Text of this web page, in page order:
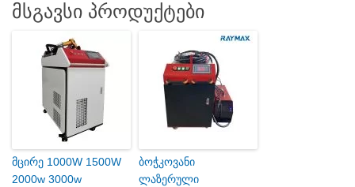
მსგავსი პროდუქტები
მცირე 1000W 1500W
2000w 3000w
ბოჭკოვანი
ლაზერული